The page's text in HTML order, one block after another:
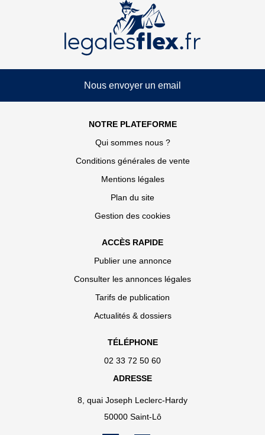
Nous envoyer un email
NOTRE PLATEFORME
Qui sommes nous ?
Conditions générales de vente
Mentions légales
Plan du site
Gestion des cookies
ACCÈS RAPIDE
Publier une annonce
Consulter les annonces légales
Tarifs de publication
Actualités & dossiers
TÉLÉPHONE
02 33 72 50 60
ADRESSE
8, quai Joseph Leclerc-Hardy
50000 Saint-Lô